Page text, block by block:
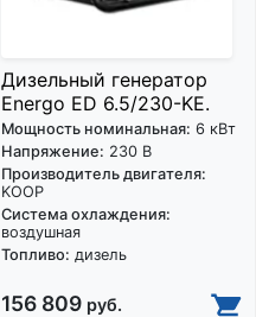
Дизельный генератор
Energo ED 6.5/230-KE.
Мощность номинальная: 6 кВт
Напряжение: 230 В
Производитель двигателя:
KOOP
Система охлаждения:
воздушная
Топливо: дизель
156 809 руб.